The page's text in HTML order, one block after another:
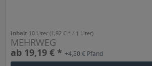
Inhalt 10 Liter(1,92 € * / 1 Liter)
MEHRWEG
ab 19,19 € *+4,50 € Pfand